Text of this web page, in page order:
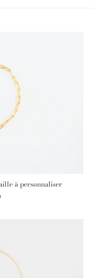
à personnaliser